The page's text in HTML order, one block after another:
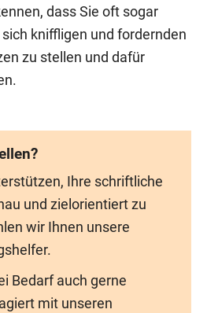
dass Sie oft sogar
kniffligen und fordernden
zu stellen und dafür
Ihre schriftliche
und zielorientiert zu
wir Ihnen unsere
Bedarf auch gerne
mit unseren